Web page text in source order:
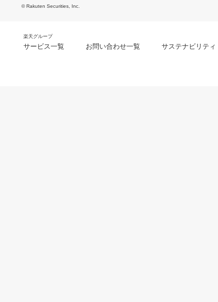
© Rakuten Securities, Inc.
楽天グループ
サービス一覧 お問い合わせ一覧 サステナビリティ